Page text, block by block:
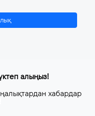
алыңыз!
хабардар